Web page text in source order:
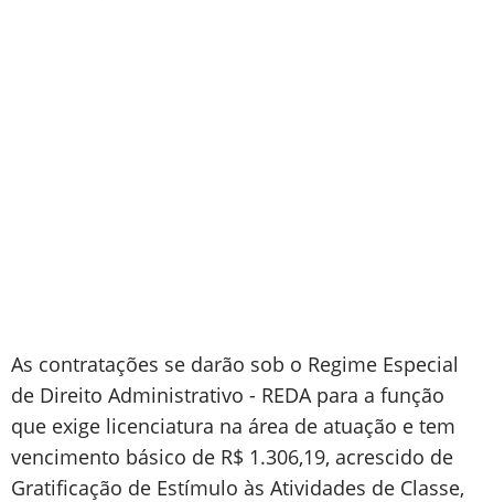
As contratações se darão sob o Regime Especial
de Direito Administrativo - REDA para a função
que exige licenciatura na área de atuação e tem
vencimento básico de R$ 1.306,19, acrescido de
Gratificação de Estímulo às Atividades de Classe,